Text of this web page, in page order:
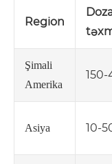
Region
Şimali
Amerika
Asiya 10-